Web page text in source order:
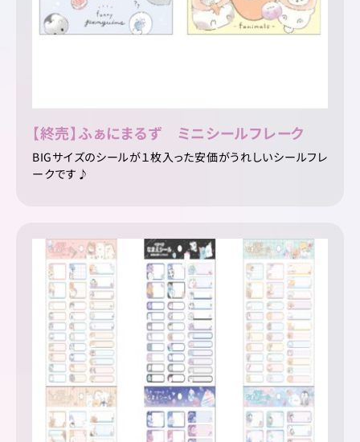
【終売】ふぁにまるず ミニシールフレーク
BIGサイズのシールが１枚入った安価がうれしいシールフレ
ークです♪